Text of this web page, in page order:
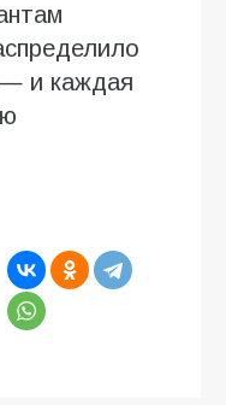
и каждая